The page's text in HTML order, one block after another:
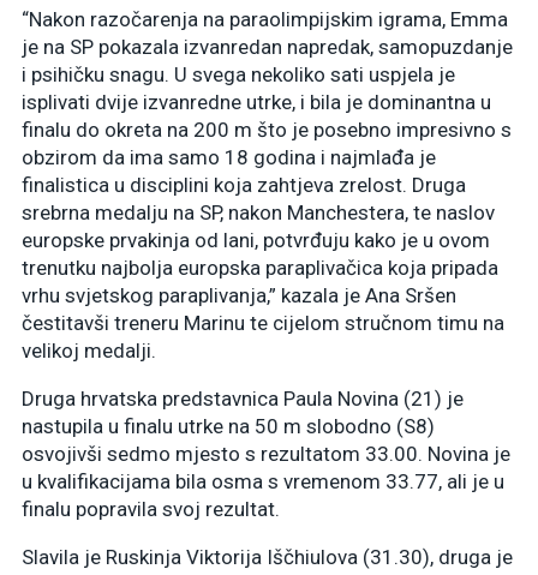
“Nakon razočarenja na paraolimpijskim igrama, Emma
je na SP pokazala izvanredan napredak, samopuzdanje
i psihičku snagu. U svega nekoliko sati uspjela je
isplivati dvije izvanredne utrke, i bila je dominantna u
finalu do okreta na 200 m što je posebno impresivno s
obzirom da ima samo 18 godina i najmlađa je
finalistica u disciplini koja zahtjeva zrelost. Druga
srebrna medalju na SP, nakon Manchestera, te naslov
europske prvakinja od lani, potvrđuju kako je u ovom
trenutku najbolja europska paraplivačica koja pripada
vrhu svjetskog paraplivanja,” kazala je Ana Sršen
čestitavši treneru Marinu te cijelom stručnom timu na
velikoj medalji.
Druga hrvatska predstavnica Paula Novina (21) je
nastupila u finalu utrke na 50 m slobodno (S8)
osvojivši sedmo mjesto s rezultatom 33.00. Novina je
u kvalifikacijama bila osma s vremenom 33.77, ali je u
finalu popravila svoj rezultat.
Slavila je Ruskinja Viktorija Iščhiulova (31.30), druga je